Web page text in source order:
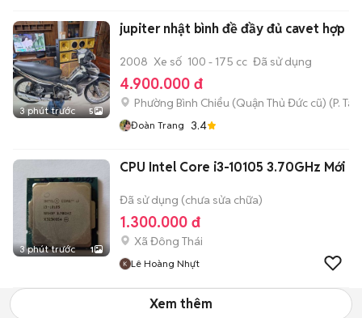
3 phút trước 5
jupiter nhật bình đề đầy đủ cavet hợp lệ
2008 Xe số 100 - 175 cc Đã sử dụng
4.900.000 đ
Phường Bình Chiểu (Quận Thủ Đức cũ) (P.
Đoàn Trang 3.4
3 phút trước 1
CPU Intel Core i3-10105 3.70GHz Mới
Đã sử dụng (chưa sửa chữa)
1.300.000 đ
Xã Đông Thái
Lê Hoàng Nhựt
Xem thêm